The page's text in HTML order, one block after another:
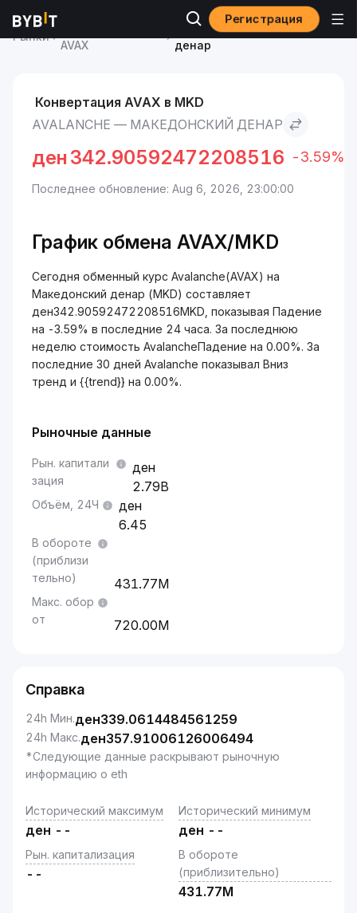
Регистрация
Рынки
AVAX
Avalanche to Македонский
денар
Конвертация AVAX в MKD
AVALANCHE — МАКЕДОНСКИЙ ДЕНАР
ден 342.90592472208516 -3.59%
Последнее обновление: Aug 6, 2026, 23:00:00
График обмена AVAX/MKD
Сегодня обменный курс Avalanche(AVAX) на
Македонский денар (MKD) составляет
ден342.90592472208516MKD, показывая Падение
на -3.59% в последние 24 часа. За последнюю
неделю стоимость AvalancheПадение на 0.00%. За
последние 30 дней Avalanche показывал Вниз
тренд и {{trend}} на 0.00%.
Рыночные данные
Рын. капитали
зация
2.79B
Объём, 24Ч
6.45
В обороте
(приблизи
тельно)
431.77M
Макс. обор
от
720.00M
Справка
24h Мин.ден339.0614484561259
24h Макс.ден357.91006126006494
*Следующие данные раскрывают рыночную
информацию о eth
Исторический максимум
ден --
Исторический минимум
ден --
Рын. капитализация
--
В обороте
(приблизительно)
431.77M